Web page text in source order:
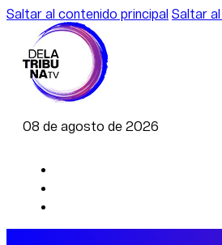
Saltar al contenido principal Saltar
08 de agosto de 2026